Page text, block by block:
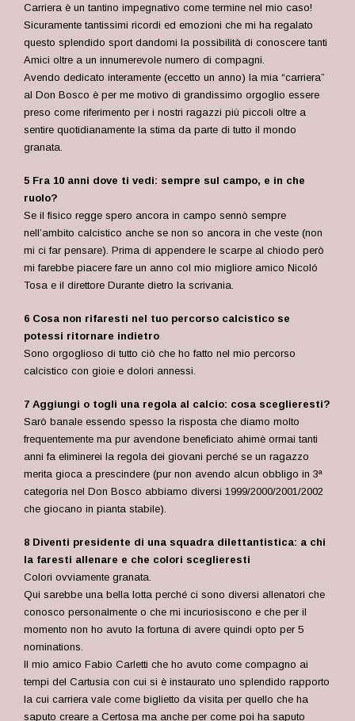
Carriera è un tantino impegnativo come termine nel mio caso!
Sicuramente tantissimi ricordi ed emozioni che mi ha regalato
questo splendido sport dandomi la possibilità di conoscere tanti
Amici oltre a un innumerevole numero di compagni.
Avendo dedicato interamente (eccetto un anno) la mia “carriera”
al Don Bosco è per me motivo di grandissimo orgoglio essere
preso come riferimento per i nostri ragazzi più piccoli oltre a
sentire quotidianamente la stima da parte di tutto il mondo
granata.
5 Fra 10 anni dove ti vedi: sempre sul campo, e in che
ruolo?
Se il fisico regge spero ancora in campo sennò sempre
nell’ambito calcistico anche se non so ancora in che veste (non
mi ci far pensare). Prima di appendere le scarpe al chiodo però
mi farebbe piacere fare un anno col mio migliore amico Nicoló
Tosa e il direttore Durante dietro la scrivania.
6 Cosa non rifaresti nel tuo percorso calcistico se
potessi ritornare indietro
Sono orgoglioso di tutto ciò che ho fatto nel mio percorso
calcistico con gioie e dolori annessi.
7 Aggiungi o togli una regola al calcio: cosa sceglieresti?
Sarò banale essendo spesso la risposta che diamo molto
frequentemente ma pur avendone beneficiato ahimè ormai tanti
anni fa eliminerei la regola dei giovani perché se un ragazzo
merita gioca a prescindere (pur non avendo alcun obbligo in 3ª
categoria nel Don Bosco abbiamo diversi 1999/2000/2001/2002
che giocano in pianta stabile).
8 Diventi presidente di una squadra dilettantistica: a chi
la faresti allenare e che colori sceglieresti
Colori ovviamente granata.
Qui sarebbe una bella lotta perché ci sono diversi allenatori che
conosco personalmente o che mi incuriosiscono e che per il
momento non ho avuto la fortuna di avere quindi opto per 5
nominations.
Il mio amico Fabio Carletti che ho avuto come compagno ai
tempi del Cartusia con cui si è instaurato uno splendido rapporto
la cui carriera vale come biglietto da visita per quello che ha
saputo creare a Certosa ma anche per come poi ha saputo